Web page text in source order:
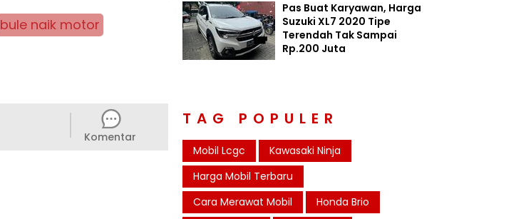
bule naik motor
Komentar
Pas Buat Karyawan, Harga
Suzuki XL7 2020 Tipe
Terendah Tak Sampai
Rp.200 Juta
TAG POPULER
Mobil Lcgc
Kawasaki Ninja
Harga Mobil Terbaru
Cara Merawat Mobil
Honda Brio